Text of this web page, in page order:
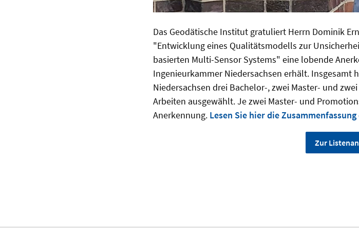
Das Geodätische Institut gratuliert Herrn Dominik
"Entwicklung eines Qualitätsmodells zur
basierten Multi-Sensor Systems" eine lobende
Ingenieurkammer Niedersachsen erhält. Insgesamt
Niedersachsen drei Bachelor-, zwei Master- und
Arbeiten ausgewählt. Je zwei Master- und
Anerkennung. Lesen Sie hier die
Zur